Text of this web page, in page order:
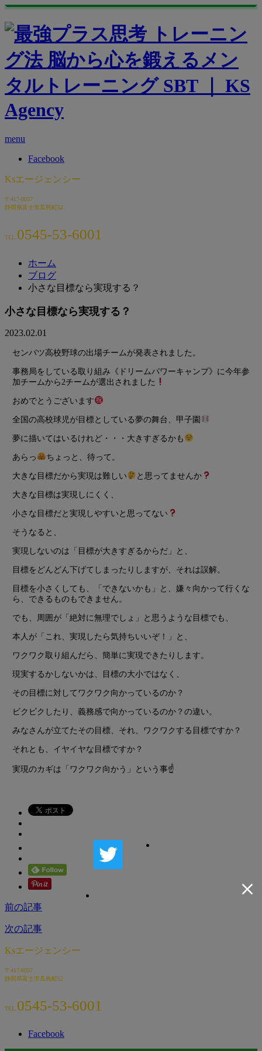
menu
Facebook
Ksエージェンシー
〒417-0057
静岡県富士市瓜島町52
TEL. 0545-53-6001
ホーム
ブログ
小さな目標なら実現する？
小さな目標なら実現する？
2023.02.01
センバツ高校野球の出場チームが発表されました。
事務局をしている取り組み《ドリームパワーキャンプ》に今年参
加チームから2チームが選出されました
おめでとうございます
全国の高校球児が目標としている夢の舞台、甲子園
夢に描いてはいるけれど・・・大きすぎるかも
あらっ ちょっと、待って。
大きな目標だから実現は難しい と思ってませんか
大きな目標は実現しにくく、
小さな目標だと実現しやすいと思ってない
そうなると、
実現しないのは「目標が大きすぎるからだ」と、
目標をどんどん下げてしまったりしますが、それは誤解。
目標を小さくしても、「できないかも」と、嫌々向かって行くな
ら、できるものもできません。
でも、周囲が「絶対に無理でしょ」と思うような目標でも、
本人が「これ、実現したら気持ちいいぞ！」と、
ワクワク取り組んだら、簡単に実現できたりします。
現実するかしないかは、目標の大小ではなく、
その目標に対してワクワク向かっているのか？
ビクビクしたり、義務感で向かっているのか？の違い。
みなさんが立てたその目標、それ、ワクワクする目標ですか？
それとも、イヤイヤな目標ですか？
実現のカギは「ワクワク向かう」という事☝️
前の記事
次の記事
Ksエージェンシー
〒417-0057
静岡県富士市瓜島町52
TEL. 0545-53-6001
Facebook